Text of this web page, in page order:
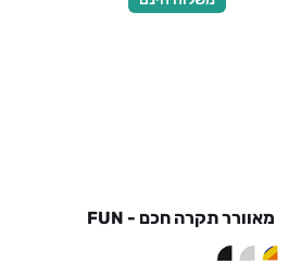
מאוורר תקרה חכם - FUN